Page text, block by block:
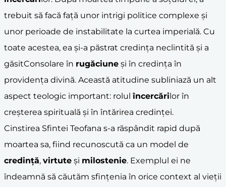
trebuit să facă față unor intrigi politice complexe și
unor perioade de instabilitate la curtea imperială. Cu
toate acestea, ea și-a păstrat credința neclintită și a
găsitConsolare în rugăciune și în credința în
providența divină. Această atitudine subliniază un alt
aspect teologic important: rolul încercărilor în
creșterea spirituală și în întărirea credinței.
Cinstirea Sfintei Teofana s-a răspândit rapid după
moartea sa, fiind recunoscută ca un model de
credință, virtute și milostenie. Exemplul ei ne
îndeamnă să căutăm sfințenia în orice context al vieții